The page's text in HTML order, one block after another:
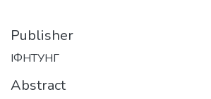
Publisher
ІФНТУНГ
Abstract